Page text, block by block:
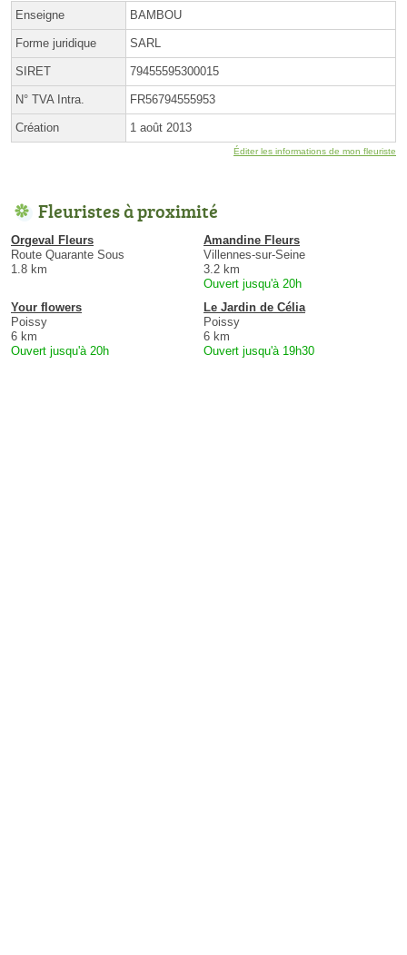
Enseigne BAMBOU
Forme juridique SARL
SIRET 79455595300015
N° TVA Intra. FR56794555953
Création 1 août 2013
Éditer les informations de mon fleuriste
Fleuristes à proximité
Orgeval Fleurs
Route Quarante Sous
1.8 km
Amandine Fleurs
Villennes-sur-Seine
3.2 km
Ouvert jusqu'à 20h
Your flowers
Poissy
6 km
Ouvert jusqu'à 20h
Le Jardin de Célia
Poissy
6 km
Ouvert jusqu'à 19h30